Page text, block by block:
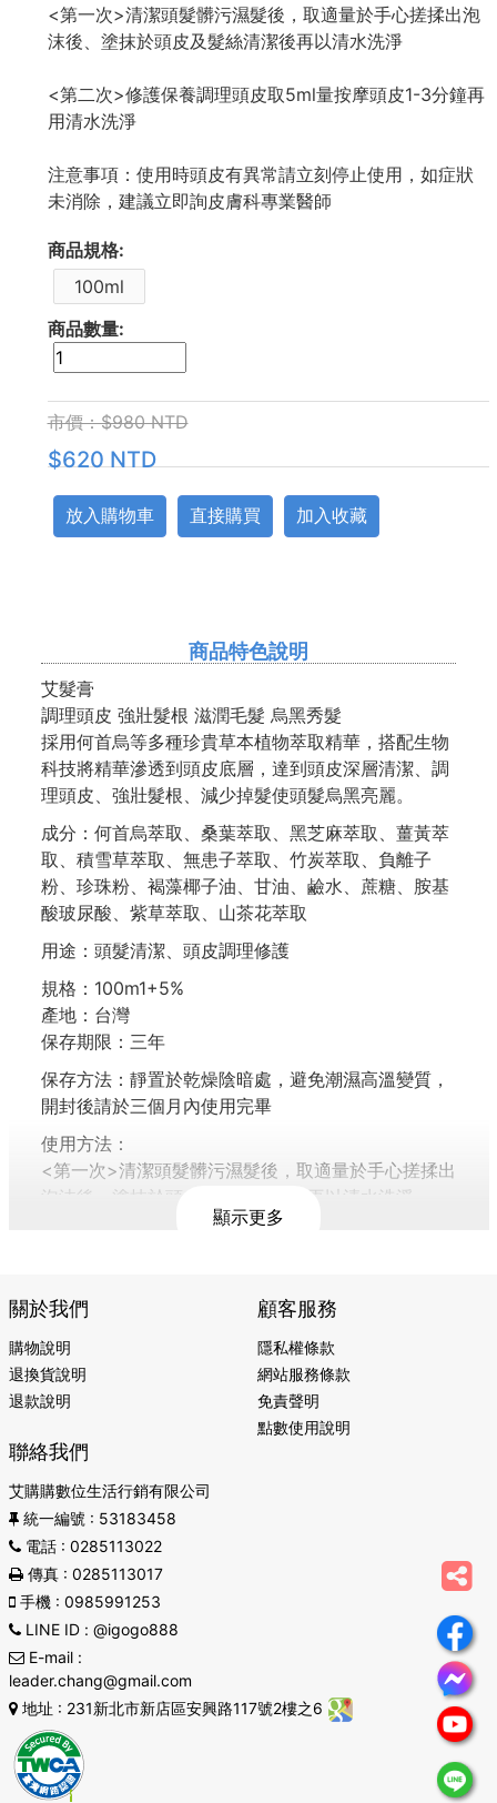
<第一次>清潔頭髮髒污濕髮後，取適量於手心搓揉出泡
沫後、塗抹於頭皮及髮絲清潔後再以清水洗淨
<第二次>修護保養調理頭皮取5ml量按摩頭皮1-3分鐘再
用清水洗淨
注意事項：使用時頭皮有異常請立刻停止使用，如症狀
未消除，建議立即詢皮膚科專業醫師
商品規格:
100ml
商品數量:
市價：$980 NTD
$620 NTD
放入購物車 直接購買 加入收藏
顯示更多
商品特色說明
艾髮膏
調理頭皮 強壯髮根 滋潤毛髮 烏黑秀髮
採用何首烏等多種珍貴草本植物萃取精華，搭配生物
科技將精華滲透到頭皮底層，達到頭皮深層清潔、調
理頭皮、強壯髮根、減少掉髮使頭髮烏黑亮麗。
成分：何首烏萃取、桑葉萃取、黑芝麻萃取、薑黃萃
取、積雪草萃取、無患子萃取、竹炭萃取、負離子
粉、珍珠粉、褐藻椰子油、甘油、鹼水、蔗糖、胺基
酸玻尿酸、紫草萃取、山茶花萃取
用途：頭髮清潔、頭皮調理修護
規格：100m1+5%
產地：台灣
保存期限：三年
保存方法：靜置於乾燥陰暗處，避免潮濕高溫變質，
開封後請於三個月內使用完畢
使用方法：
<第一次>清潔頭髮髒污濕髮後，取適量於手心搓揉出
泡沫後、塗抹於頭皮及髮絲清潔後再以清水洗淨
注意事項：使用時頭皮有異常請立刻停止使用，如症
狀未消除，建議立即詢皮膚科專業醫師
商品規格
艾髮膏
調理頭皮 強壯髮根 滋潤毛髮 烏黑秀髮
採用何首烏等多種珍貴草本植物萃取精華，搭配生物
科技將精華滲透到頭皮底層，達到頭皮深層清潔、調
理頭皮、強壯髮根、減少掉髮使頭髮烏黑亮麗。
成分：何首烏萃取、桑葉萃取、黑芝麻萃取、薑黃萃
取、積雪草萃取、無患子萃取、竹炭萃取、負離子
粉、珍珠粉、褐藻椰子油、甘油、鹼水、蔗糖、胺基
酸玻尿酸、紫草萃取、山茶花萃取
用途：頭髮清潔、頭皮調理修護
規格：100m1+5%
產地：台灣
關於我們
購物說明
退換貨說明
退款說明
顧客服務
隱私權條款
網站服務條款
免責聲明
點數使用說明
聯絡我們
艾購購數位生活行銷有限公司
統一編號 : 53183458
電話: 0285113022
傳真: 0285113017
手機: 0985991253
LINE ID: @igogo888
E-mail:
leader.chang@gmail.com
地址 : 231新北市新店區安興路117號2樓之6